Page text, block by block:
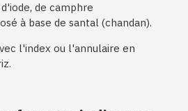
de camphre
à base de santal (chandan).
l'index ou l'annulaire en